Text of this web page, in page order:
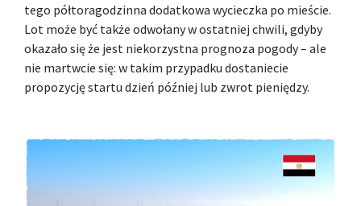
tego półtoragodzinna dodatkowa wycieczka po mieście.
Lot może być także odwołany w ostatniej chwili, gdyby
okazało się że jest niekorzystna prognoza pogody – ale
nie martwcie się: w takim przypadku dostaniecie
propozycję startu dzień później lub zwrot pieniędzy.